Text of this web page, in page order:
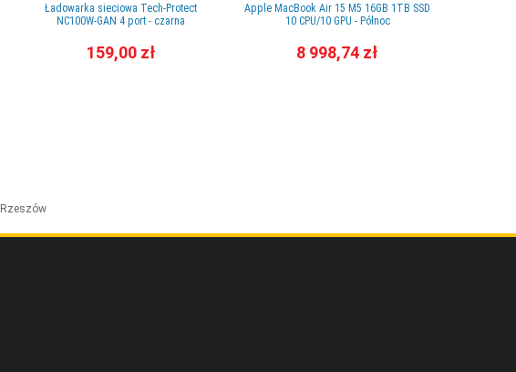
Ładowarka sieciowa Tech-Protect
NC100W-GAN 4 port - czarna
159,00 zł
Apple MacBook Air 15 M5 16GB 1TB SSD
10 CPU/10 GPU - Północ
8 998,74 zł
Rzeszów